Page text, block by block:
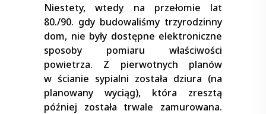
Niestety, wtedy na przełomie lat
80./90. gdy budowaliśmy trzyrodzinny
dom, nie były dostępne elektroniczne
sposoby pomiaru właściwości
powietrza. Z pierwotnych planów
w ścianie sypialni została dziura (na
planowany wyciąg), która zresztą
później została trwale zamurowana.